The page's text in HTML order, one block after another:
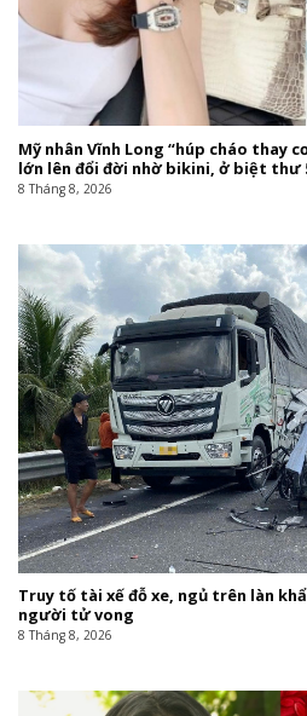
Mỹ nhân Vĩnh Long “húp cháo thay
lớn lên đổi đời nhờ bikini, ở biệt thư
8 Tháng 8, 2026